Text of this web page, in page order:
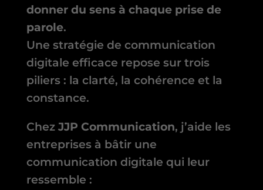
donner du sens à chaque prise de
parole.
Une stratégie de communication
digitale efficace repose sur trois
piliers : la clarté, la cohérence et la
constance.
Chez JJP Communication, j’aide les
entreprises à bâtir une
communication digitale qui leur
ressemble :